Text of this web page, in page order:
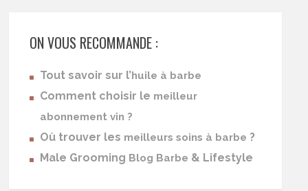
ON VOUS RECOMMANDE :
Tout savoir sur l’huile à barbe
Comment choisir le meilleur
abonnement vin ?
Où trouver les meilleurs soins à barbe ?
Male Grooming Blog Barbe & Lifestyle